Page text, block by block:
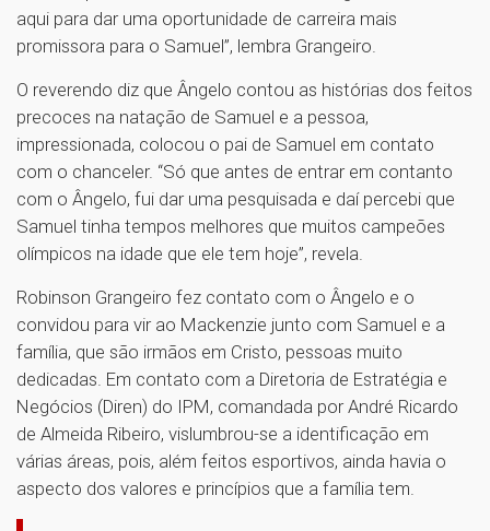
aqui para dar uma oportunidade de carreira mais
promissora para o Samuel”, lembra Grangeiro.
O reverendo diz que Ângelo contou as histórias dos feitos
precoces na natação de Samuel e a pessoa,
impressionada, colocou o pai de Samuel em contato
com o chanceler. “Só que antes de entrar em contanto
com o Ângelo, fui dar uma pesquisada e daí percebi que
Samuel tinha tempos melhores que muitos campeões
olímpicos na idade que ele tem hoje”, revela.
Robinson Grangeiro fez contato com o Ângelo e o
convidou para vir ao Mackenzie junto com Samuel e a
família, que são irmãos em Cristo, pessoas muito
dedicadas. Em contato com a Diretoria de Estratégia e
Negócios (Diren) do IPM, comandada por André Ricardo
de Almeida Ribeiro, vislumbrou-se a identificação em
várias áreas, pois, além feitos esportivos, ainda havia o
aspecto dos valores e princípios que a família tem.